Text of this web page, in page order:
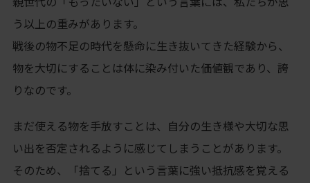
う以上の重みがあります。
戦後の物不足の時代を懸命に生き抜いてきた経験から、
物を大切にすることは体に染み付いた価値観であり、誇
りなのです。
まだ使える物を手放すことは、自分の生き様や大切な思
い出を否定されるように感じてしまうことがあります。
そのため、「捨てる」という言葉に強い抵抗感を覚える